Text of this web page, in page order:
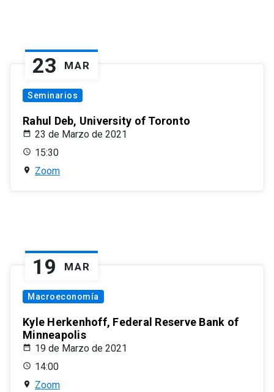
23 MAR
Seminarios
Rahul Deb, University of Toronto
23 de Marzo de 2021
15:30
Zoom
19 MAR
Macroeconomía
Kyle Herkenhoff, Federal Reserve Bank of
Minneapolis
19 de Marzo de 2021
14:00
Zoom